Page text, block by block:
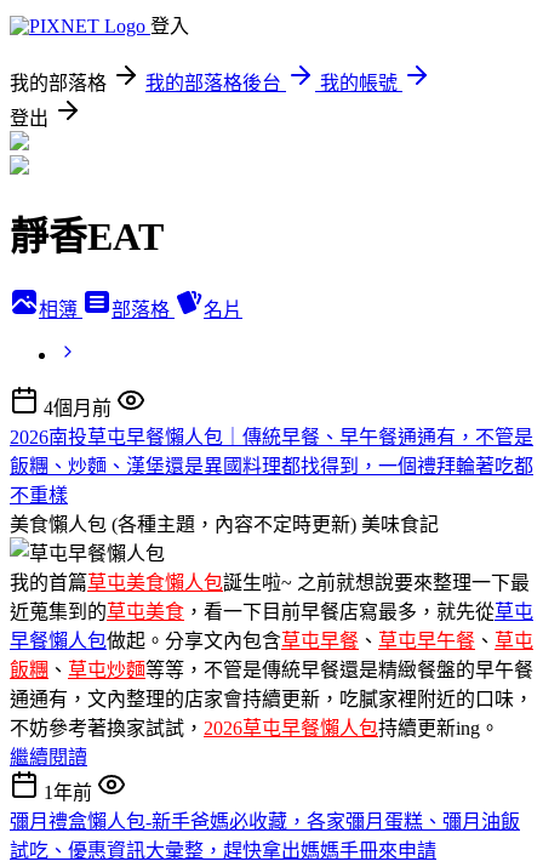
登入
我的部落格 我的部落格後台
我的帳號
登出
靜香EAT
相簿 部落格 名片
4個月前
2026南投草屯早餐懶人包｜傳統早餐、早午餐通通有，不管是
飯糰、炒麵、漢堡還是異國料理都找得到，一個禮拜輪著吃都
不重樣
美食懶人包 (各種主題，內容不定時更新) 美味食記
我的首篇草屯美食懶人包誕生啦~ 之前就想說要來整理一下最
近蒐集到的草屯美食 ，看一下目前早餐店寫最多，就先從草屯
早餐懶人包做起。分享文內包含草屯早餐 、 草屯早午餐 、 草屯
飯糰 、 草屯炒麵等等，不管是傳統早餐還是精緻餐盤的早午餐
通通有，文內整理的店家會持續更新，吃膩家裡附近的口味，
不妨參考著換家試試， 2026草屯早餐懶人包持續更新ing。
繼續閱讀
1年前
彌月禮盒懶人包-新手爸媽必收藏，各家彌月蛋糕、彌月油飯
試吃、優惠資訊大彙整，趕快拿出媽媽手冊來申請